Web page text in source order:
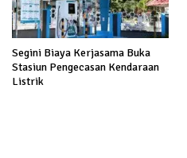
Segini Biaya Kerjasama Buka
Stasiun Pengecasan Kendaraan
Listrik